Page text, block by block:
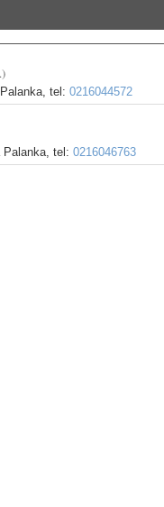
tel: 0216044572
Palanka, tel: 0216046763